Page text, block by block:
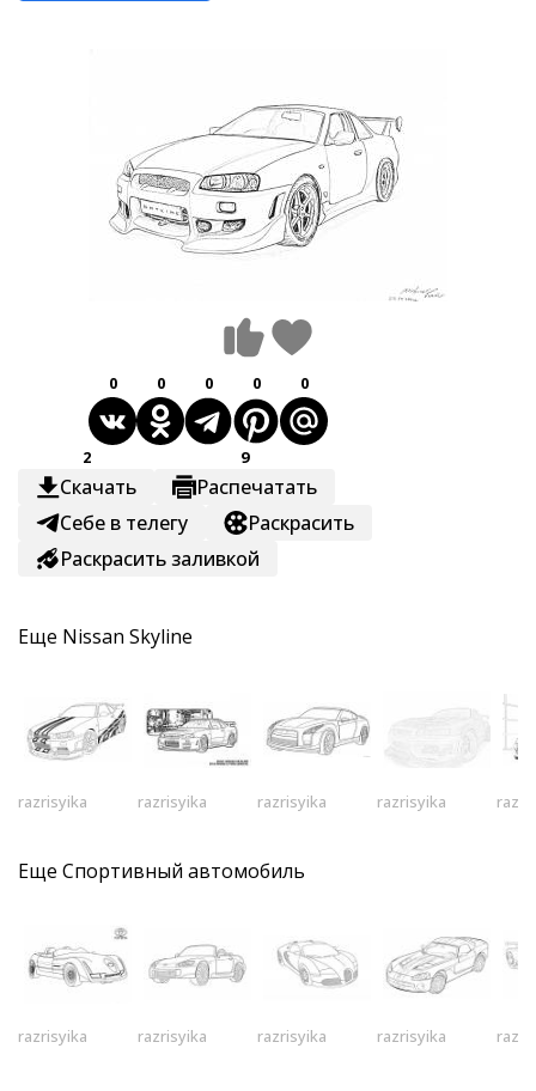
0 0 0 0 0
2
Скачать
9
Распечатать
Себе в телегу
Раскрасить
Раскрасить заливкой
Еще Nissan Skyline
razrisyika razrisyika razrisyika razrisyika
Еще Спортивный автомобиль
razrisyika razrisyika razrisyika razrisyika